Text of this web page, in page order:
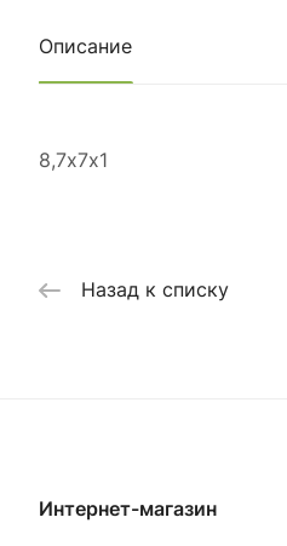
Описание
8,7х7х1
Назад к списку
Интернет-магазин